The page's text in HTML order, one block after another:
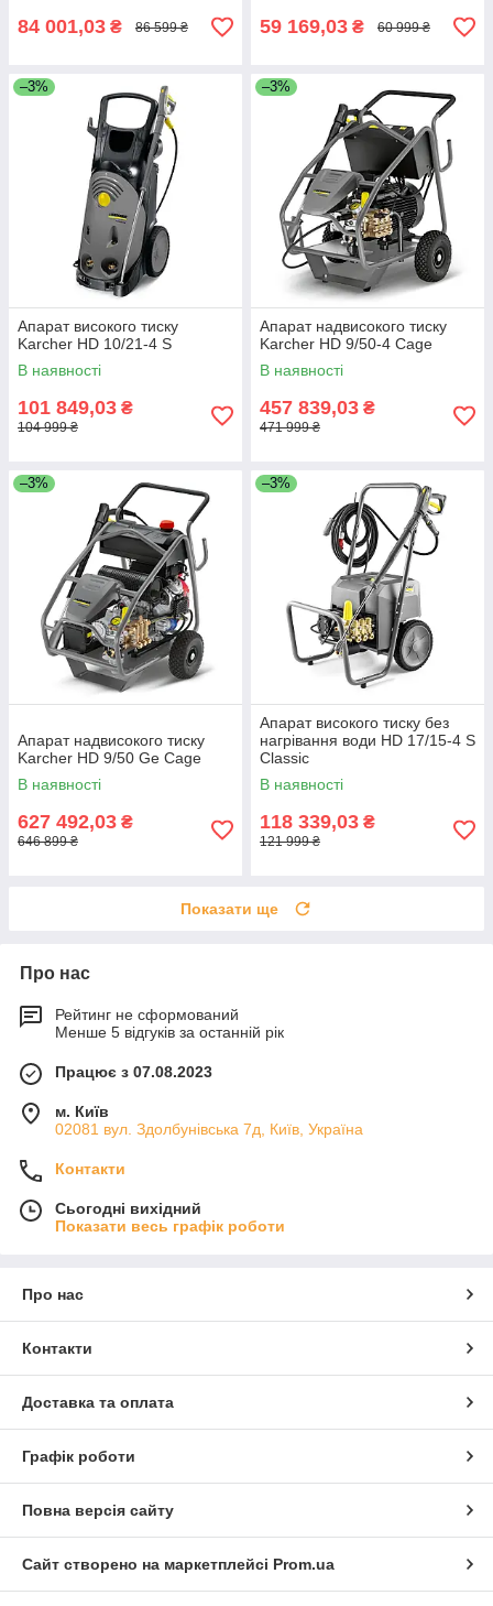
84 001,03 ₴ 86 599 ₴ 59 169,03 ₴ 60 999 ₴
–3%
Апарат високого тиску
Karcher HD 10/21-4 S
В наявності
101 849,03 ₴
104 999 ₴
–3%
Апарат надвисокого тиску
Karcher HD 9/50-4 Cage
В наявності
457 839,03 ₴
471 999 ₴
–3%
Апарат надвисокого тиску
Karcher HD 9/50 Ge Cage
В наявності
627 492,03 ₴
646 899 ₴
–3%
Апарат високого тиску без
нагрівання води HD 17/15-4 S
Classic
В наявності
118 339,03 ₴
121 999 ₴
Показати ще
Про нас
Рейтинг не сформований
Менше 5 відгуків за останній рік
Працює з 07.08.2023
м. Київ
02081 вул. Здолбунівська 7д, Київ, Україна
Контакти
Сьогодні вихідний
Показати весь графік роботи
Про нас
Контакти
Доставка та оплата
Графік роботи
Повна версія сайту
Сайт створено на маркетплейсі Prom.ua